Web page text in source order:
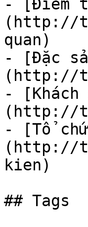
- [Điểm
(http://
quan)
- [Đặc
(http://
- [Khách
(http://
- [Tổ
(http://
kien)
## Tags